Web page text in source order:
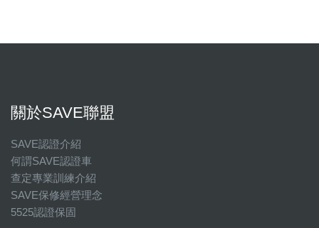
關於SAVE聯盟
SAVE認證介紹
何謂SAVE認證車
查定專業訓練介紹
SAVE保修經營理念
5525認證保固